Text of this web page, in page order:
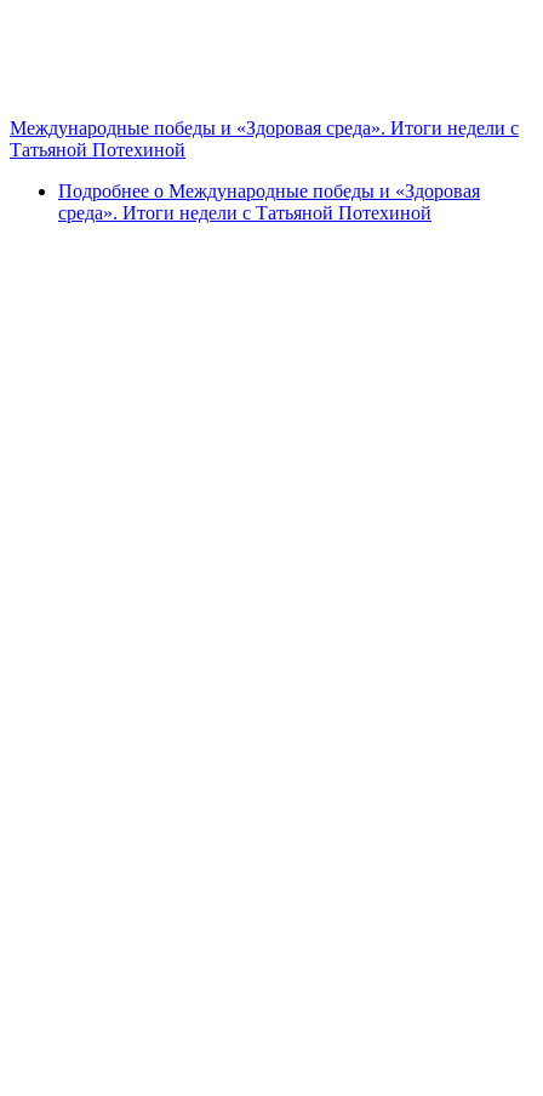
Международные победы и «Здоровая среда». Итоги недели с
Татьяной Потехиной
Подробнее о Международные победы и «Здоровая
среда». Итоги недели с Татьяной Потехиной